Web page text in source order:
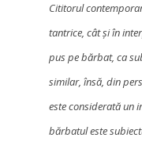
Cititorul
tantrice, cât și în
pus pe bărbat, ca
similar, însă, din
este considerată un
bărbatul este